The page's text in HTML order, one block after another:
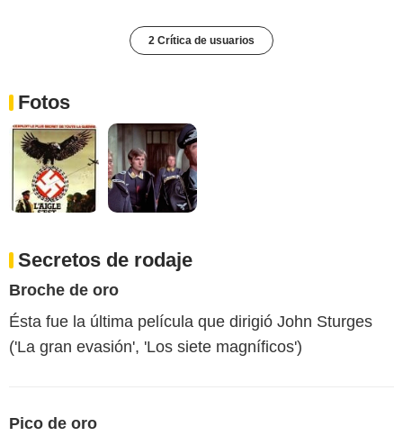
2 Crítica de usuarios
Fotos
Secretos de rodaje
Broche de oro
Ésta fue la última película que dirigió John Sturges
('La gran evasión', 'Los siete magníficos')
Pico de oro